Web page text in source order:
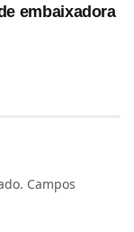
embaixadora
Campos